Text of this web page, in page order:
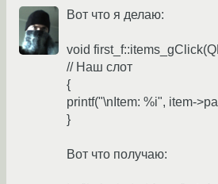
Вот что я делаю:
void
// Наш слот
{
printf("\nItem: %i", item-
}
Вот что получаю: